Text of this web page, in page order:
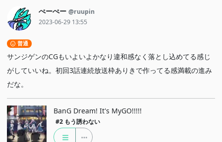
ぺーぺー @ruupin
2023-06-29 13:55
普通
サンジゲンのCGもいよいよかなり違和感なく落とし込めてる感じ
がしていいね。初回3話連続放送枠ありきで作ってる感満載の進み
だな。
BanG Dream! It's MyGO!!!!!
#2 もう誘わない